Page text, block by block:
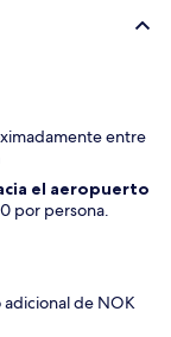
entre
el aeropuerto
por persona.
adicional de NOK